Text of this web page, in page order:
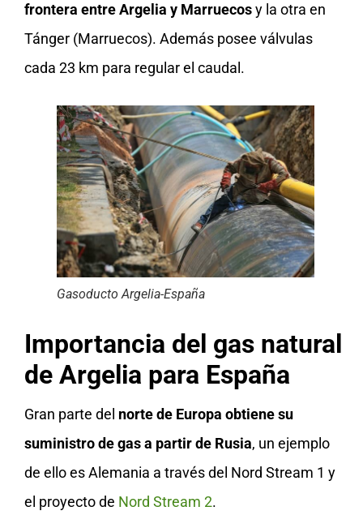
frontera entre Argelia y Marruecosy la otra en
Tánger (Marruecos). Además posee válvulas
cada 23 km para regular el caudal.
Gasoducto Argelia-España
Importancia del gas natural
de Argelia para España
Gran parte del norte de Europa obtiene su
suministro de gas a partir de Rusia, un ejemplo
de ello es Alemania a través del Nord Stream 1 y
el proyecto de Nord Stream 2.